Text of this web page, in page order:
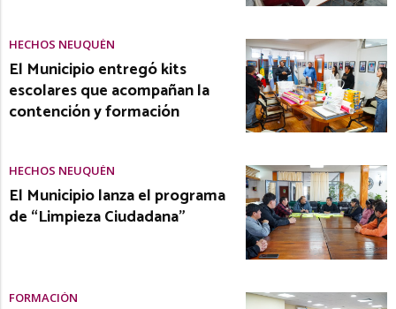
HECHOS NEUQUÉN
El Municipio entregó kits
escolares que acompañan la
contención y formación
HECHOS NEUQUÉN
El Municipio lanza el programa
de “Limpieza Ciudadana”
FORMACIÓN